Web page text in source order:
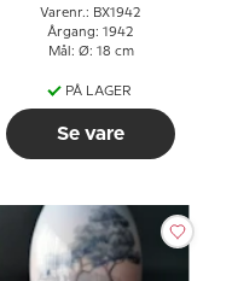
Varenr.: BX1942
Årgang: 1942
Mål: Ø: 18 cm
PÅ LAGER
Se vare